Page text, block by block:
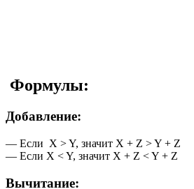
Формулы:
Добавление:
— Если X > Y, значит X + Z > Y + Z
— Если X < Y, значит X + Z < Y + Z
Вычитание: